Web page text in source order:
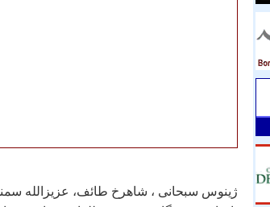
ژينوس سبحانی ، شاهرخ طائف، عزيزالله